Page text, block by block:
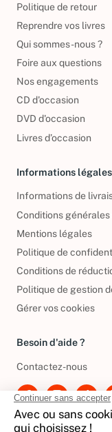
Politique de retour
Reprendre vos livres
Qui sommes-nous ?
Foire aux questions
Nos engagements
CD d'occasion
DVD d'occasion
Livres d’occasion
Informations légales
Informations de
Conditions générales
Mentions légales
Politique de
Conditions de
Politique de gestion
Gérer vos cookies
Besoin d'aide ?
Contactez-nous
International